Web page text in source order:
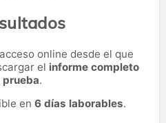
online desde el que
el informe completo
.
en 6 días laborables.